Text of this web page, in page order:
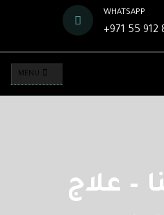
WHATSAPP
+971 55 912
MENU
– علاج